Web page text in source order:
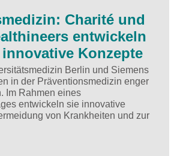
Charité und
entwickeln
Konzepte
Berlin und Siemens
in der Präventionsmedizin enger
Im Rahmen eines
entwickeln sie innovative
von Krankheiten und zur